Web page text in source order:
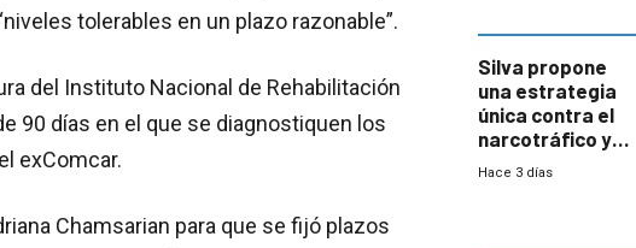
tolerables en un plazo razonable”.
del Instituto Nacional de Rehabilitación
90 días en el que se diagnostiquen los
exComcar.
Chamsarian para que se fijó plazos
Silva propone
una estrategia
única contra el
narcotráfico y
mayor
Hace 3 días